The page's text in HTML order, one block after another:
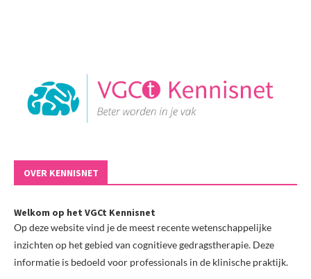
OVER KENNISNET
Welkom op het VGCt Kennisnet
Op deze website vind je de meest recente wetenschappelijke
inzichten op het gebied van cognitieve gedragstherapie. Deze
informatie is bedoeld voor professionals in de klinische praktijk.